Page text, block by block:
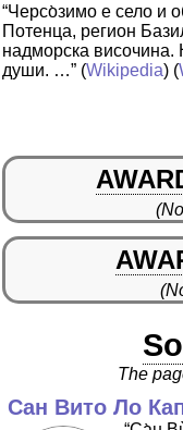
“Черсо̀зимо е село и
Потенца, регион
надморска
души. …” (Wikipedia) (
The
Сан Вито Ло